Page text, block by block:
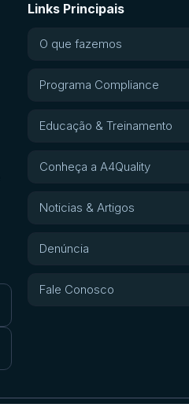
Links Principais
O que fazemos
Programa Compliance
Educação & Treinamento
Conheça a A4Quality
Noticias & Artigos
Denúncia
Fale Conosco